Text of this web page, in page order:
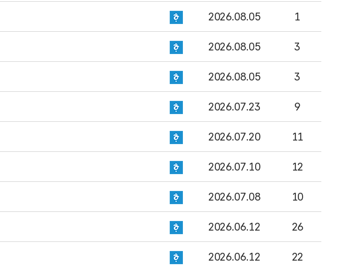
2026.08.05 1
2026.08.05 3
2026.08.05 3
2026.07.23 9
2026.07.20 11
2026.07.10 12
2026.07.08 10
2026.06.12 26
2026.06.12 22